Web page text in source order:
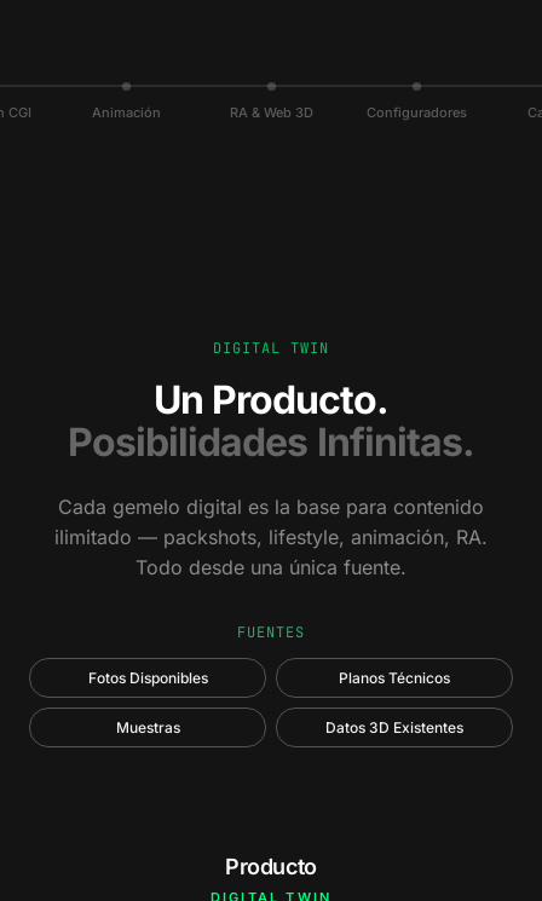
CGI Animación RA & Web 3D Configuradores
DIGITAL TWIN
Un Producto.
Posibilidades Infinitas.
Cada gemelo digital es la base para contenido
ilimitado — packshots, lifestyle, animación, RA.
Todo desde una única fuente.
FUENTES
Fotos Disponibles Planos Técnicos
Muestras Datos 3D Existentes
Producto
DIGITAL TWIN